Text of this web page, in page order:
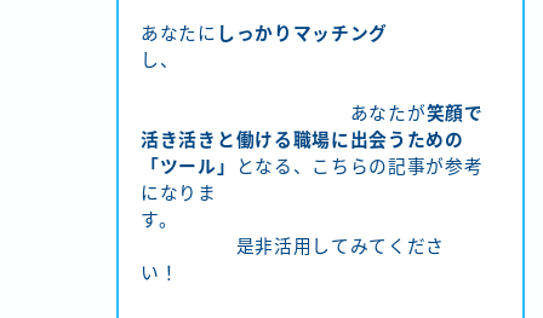
あなたに しっかりマッチング
し、
あなたが笑顔で
活き活きと働ける職場に出会うための
「ツール」
となる、こちらの記事が参考
になりま
す。
是非活用してみてくださ
い！